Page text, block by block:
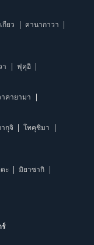
กียว
คานากาวา
า ฟุคุอิ
าคายามา
กุจิ
โทคุชิมา
ะ
มิยาซากิ